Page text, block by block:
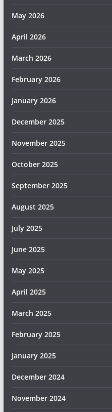
May 2026
April 2026
March 2026
February 2026
January 2026
December 2025
November 2025
October 2025
September 2025
August 2025
July 2025
June 2025
May 2025
April 2025
March 2025
February 2025
January 2025
December 2024
November 2024